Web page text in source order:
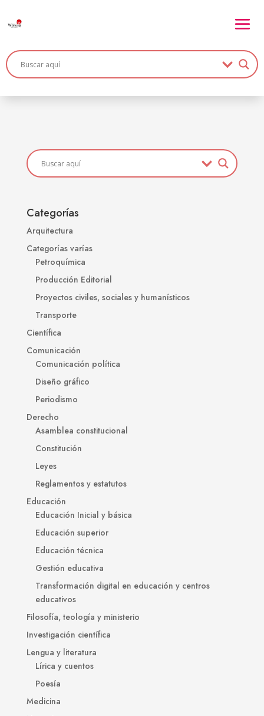
Categorías
Arquitectura
Categorías varías
Petroquímica
Producción Editorial
Proyectos civiles, sociales y humanísticos
Transporte
Científica
Comunicación
Comunicación política
Diseño gráfico
Periodismo
Derecho
Asamblea constitucional
Constitución
Leyes
Reglamentos y estatutos
Educación
Educación Inicial y básica
Educación superior
Educación técnica
Gestión educativa
Transformación digital en educación y centros
educativos
Filosofía, teología y ministerio
Investigación científica
Lengua y literatura
Lírica y cuentos
Poesía
Medicina